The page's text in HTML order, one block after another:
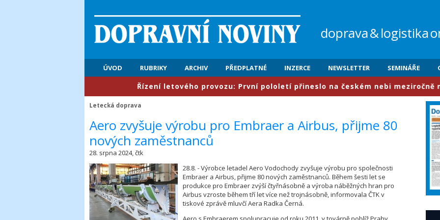
doprava&logistika
ÚVOD RUBRIKY ARCHIV PŘEDPLATNÉ INZERCE NEWSLETTER SEMINÁŘE
​Řízení letového provozu: První pololetí přineslo na českém nebi meziročně nárůst
Letecká doprava
Aero zvyšuje výrobu pro Embraer a Airbus, přijme 80
nových zaměstnanců
28. srpna 2024, čtk
28.8. - Výrobce letadel Aero Vodochody zvyšuje výrobu pro společnosti
Embraer a Airbus, přijme 80 nových zaměstnanců. Během šesti let se
produkce pro Embraer zvýší čtyřnásobně a výroba náběžných hran pro
Airbus vzroste během tří let více než trojnásobně, informovala ČTK v
tiskové zprávě mluvčí Aera Radka Černá.